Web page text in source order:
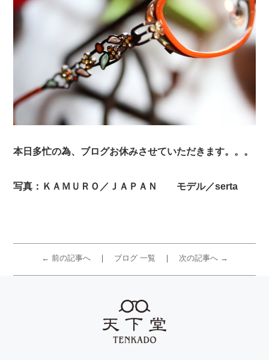
本日多忙の為、ブログお休みさせていただきます。。。
写真：ＫＡＭＵＲＯ／ＪＡＰＡＮ モデル／serta
← 前の記事へ ブログ 一覧 次の記事へ →